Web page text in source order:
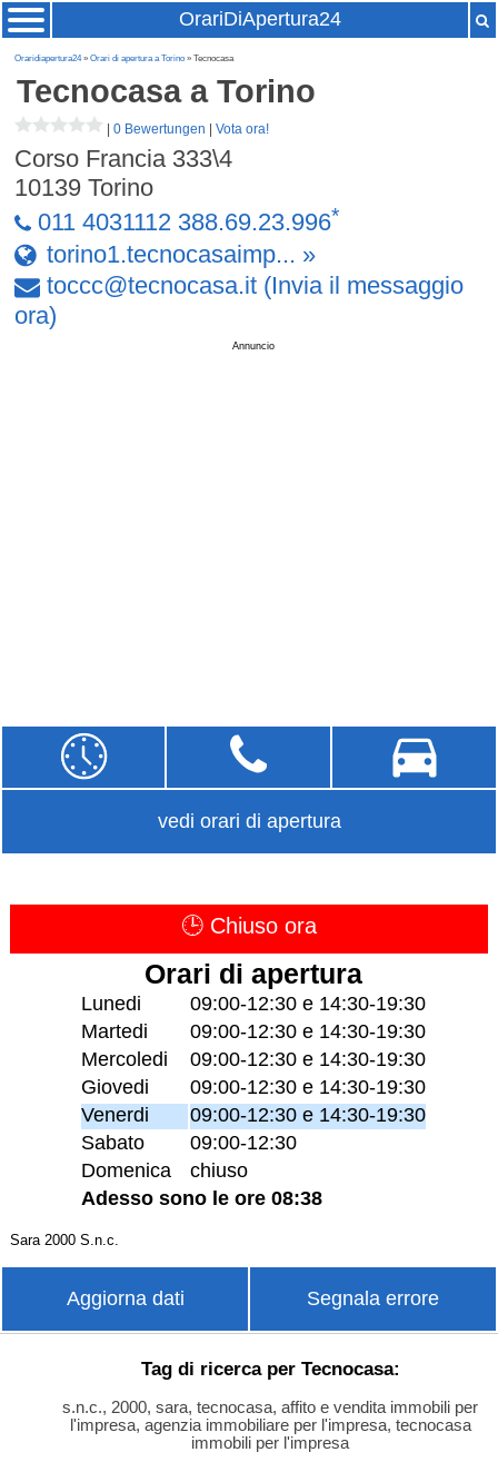
OrariDiApertura24
Oraridiapertura24»Orari di apertura a Torino » Tecnocasa
Tecnocasaa Torino
|0 Bewertungen |Vota ora!
Corso Francia 333\4
10139 Torino
011 4031112 388.69.23.996*
torino1.tecnocasaimp... »
toccc@tecnocasa.it (Invia il messaggio
ora)
Annuncio
vedi orari di apertura
🕒 Chiuso ora
Orari di apertura
Lunedi
09:00-12:30 e 14:30-19:30
Martedi
09:00-12:30 e 14:30-19:30
Mercoledi
09:00-12:30 e 14:30-19:30
Giovedi
09:00-12:30 e 14:30-19:30
Venerdi
09:00-12:30 e 14:30-19:30
Sabato
09:00-12:30
Domenica
chiuso
Adesso sono le ore 08:38
Sara 2000 S.n.c.
Aggiorna dati Segnala errore
Tag di ricerca per Tecnocasa:
s.n.c., 2000, sara, tecnocasa, affito e vendita immobili per
l'impresa, agenzia immobiliare per l'impresa, tecnocasa
immobili per l'impresa